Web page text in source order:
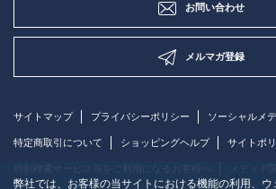
お問い合わせ
メルマガ登録
サイトマップ プライバシーポリシー ソーシャルメ
特定商取引について ショッピングヘルプ サイトポ
弊社では、お客様の当サイトにおける機能の利用、ウ